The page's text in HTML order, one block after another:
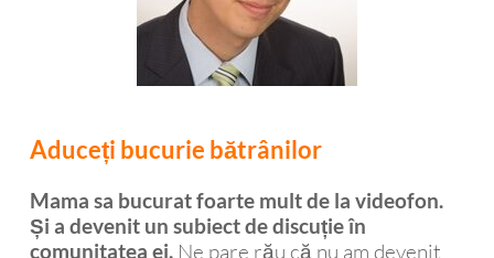
Aduceți bucurie bătrânilor
Mama sa bucurat foarte mult de la videofon.
Și a devenit un subiect de discuție în
comunitatea ei. Ne pare rău că nu am devenit